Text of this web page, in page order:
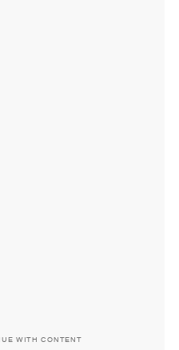
WITH CONTENT